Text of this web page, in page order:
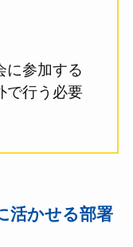
に参加する
で行う必要
活かせる部署